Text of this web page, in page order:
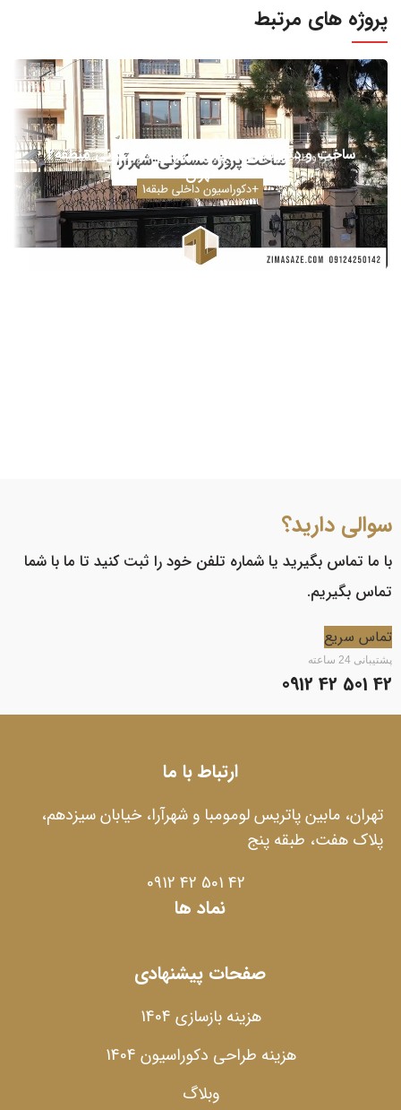
پروژه های مرتبط
اجرا و طراحی نما بازسازی و اجرا طراحی دکوراسیون مسکونی
ساخت و دکوراسیون داخلی شهرآرا – مسکونی منطقه2
تهران
سوالی دارید؟
با ما تماس بگیرید یا شماره تلفن خود را ثبت کنید تا ما با شما
تماس بگیریم.
تماس سریع
پشتیبانی 24 ساعته
42 501 42 0912
ارتباط با ما
تهران، مابین پاتریس لومومبا و شهرآرا، خیابان سیزدهم،
پلاک هفت، طبقه پنج
42 501 42 0912
نماد ها
صفحات پیشنهادی
هزینه بازسازی 1404
هزینه طراحی دکوراسیون 1404
وبلاگ